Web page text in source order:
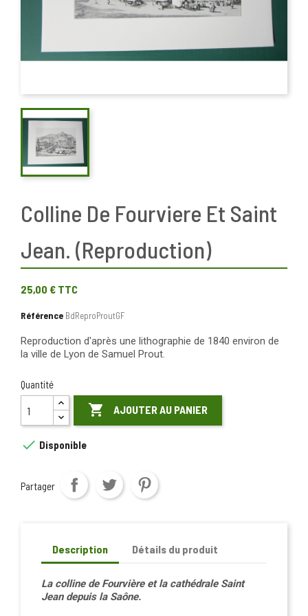
Colline De Fourviere Et Saint
Jean. (Reproduction)
25,00 € TTC
Référence BdReproProutGF
Reproduction d'après une lithographie de 1840 environ de
la ville de Lyon de Samuel Prout.
Quantité
 AJOUTER AU PANIER
 Disponible
Partager
Description Détails du produit
La colline de Fourvière et la cathédrale Saint
Jean depuis la Saône.